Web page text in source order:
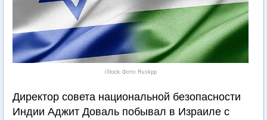
iStock. Фото: Ruskpp
Директор совета национальной безопасности
Индии Аджит Доваль побывал в Израиле с